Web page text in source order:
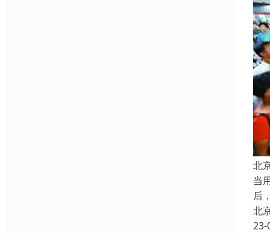
北
当
后
北
23-